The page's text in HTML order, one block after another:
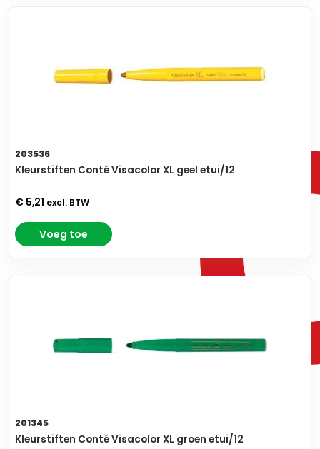
203536
Kleurstiften Conté Visacolor XL geel etui/12
€ 5,21 excl. BTW
Voeg toe
201345
Kleurstiften Conté Visacolor XL groen etui/12